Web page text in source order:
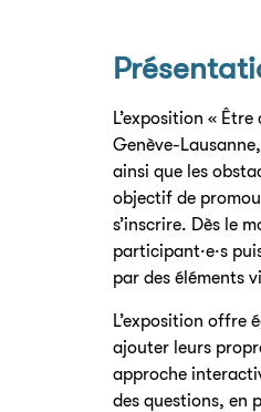
L’exposition «
Genève-
ainsi que les
objectif de
s’inscrire. Dès le
participant·e·s
par des éléments
L’exposition offre
ajouter leurs
approche
des questions, en